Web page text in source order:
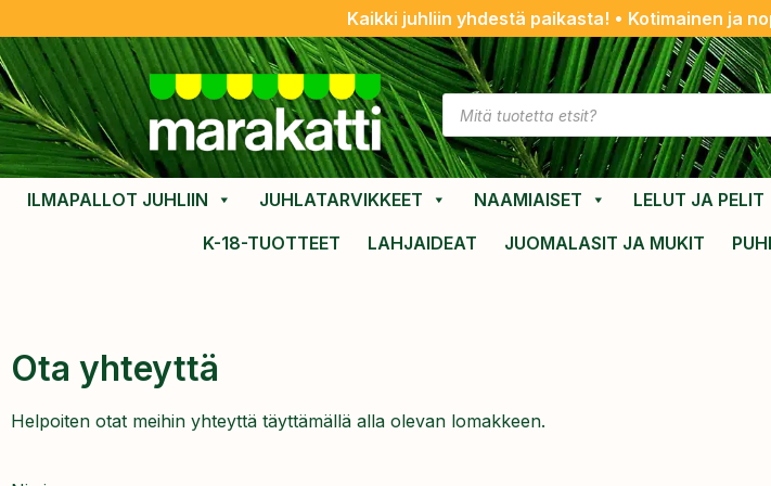
Kaikki juhliin yhdestä paikasta! • Kotimainen ja
ILMAPALLOT JUHLIIN JUHLATARVIKKEET NAAMIAISET LELUT JA PELIT
K-18-TUOTTEET
LAHJAIDEAT JUOMALASIT JA MUKIT
Ota yhteyttä
Helpoiten otat meihin yhteyttä täyttämällä alla olevan lomakkeen.